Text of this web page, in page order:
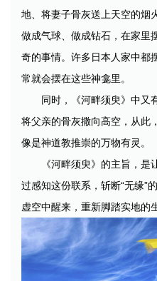
地、将妻子骨灰送上天空的烟
做成气球、做成钻石，在家里
奇的事情。许多日本人家中都
常就会摆在这些神龛里。
同时，《河畔须臾》中又
将父亲的骨灰撒向高空，从此
像是神道教推崇的万物有灵。
《河畔须臾》的主旨，是
过感知这份联系，斩断“无缘”
虚空中醒来，重新脚踏实地的